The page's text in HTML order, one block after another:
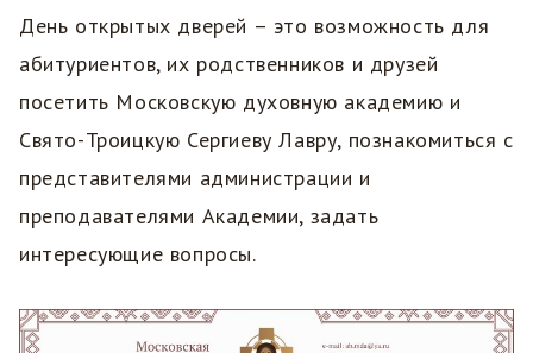
День открытых дверей – это возможность для
абитуриентов, их родственников и друзей
посетить Московскую духовную академию и
Свято-Троицкую Сергиеву Лавру, познакомиться с
представителями администрации и
преподавателями Академии, задать
интересующие вопросы.